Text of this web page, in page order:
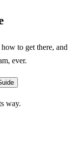
to get there, and
ever.
way.